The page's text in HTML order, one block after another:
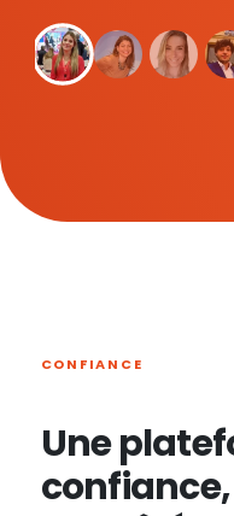
CONFIANCE
Une